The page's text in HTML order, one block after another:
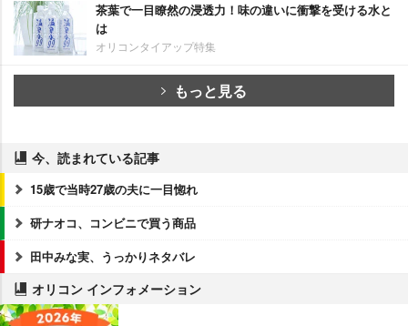
茶葉で一目瞭然の浸透力！味の違いに衝撃を受ける水と
は
オリコンタイアップ特集
もっと見る
今、読まれている記事
15歳で当時27歳の夫に一目惚れ
研ナオコ、コンビニで買う商品
田中みな実、うっかりネタバレ
オリコン インフォメーション